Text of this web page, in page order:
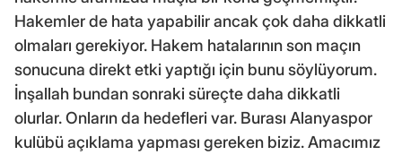
Hakemler de hata yapabilir ancak çok daha dikkatli
olmaları gerekiyor. Hakem hatalarının son maçın
sonucuna direkt etki yaptığı için bunu söylüyorum.
İnşallah bundan sonraki süreçte daha dikkatli
olurlar. Onların da hedefleri var. Burası Alanyaspor
kulübü açıklama yapması gereken biziz. Amacımız